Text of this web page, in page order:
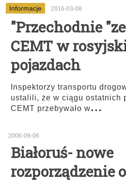
Informacje 2016-03-08
"Przechodnie
CEMT w
pojazdach
Inspektorzy transportu
ustalili, że w ciągu ostatnich
CEMT przebywało w...
2006-09-06
Białoruś- nowe
rozporządzenie